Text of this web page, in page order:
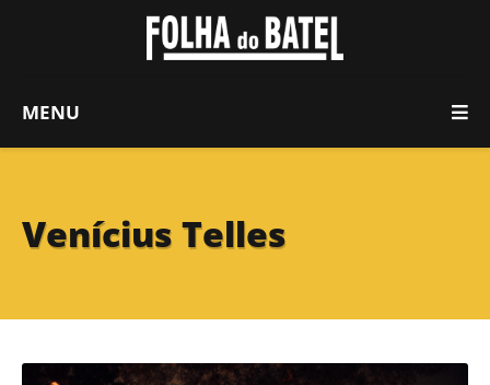
MENU
Venícius Telles